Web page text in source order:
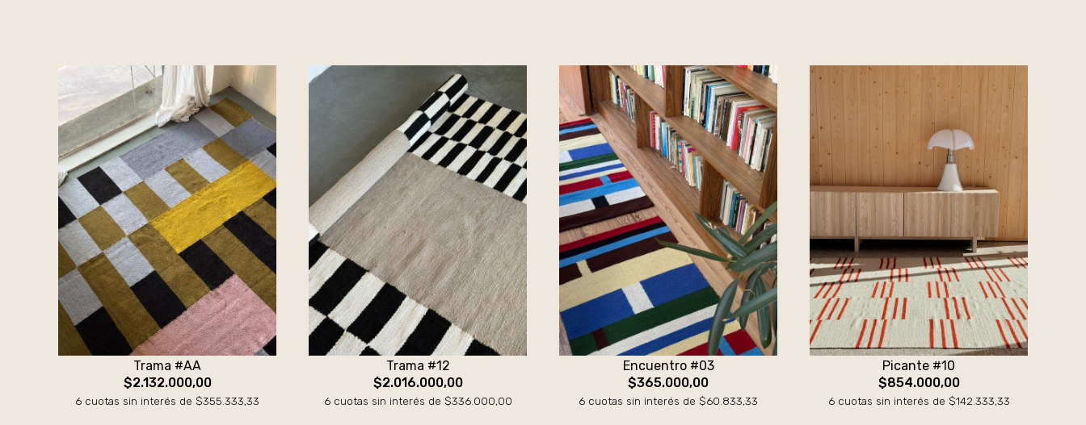
Trama #AA
$2.132.000,00
6 cuotas sin interés de $355.333,33
Trama #12
$2.016.000,00
6 cuotas sin interés de $336.000,00
Encuentro #03
$365.000,00
6 cuotas sin interés de $60.833,33
Picante #10
$854.000,00
6 cuotas sin interés de $142.333,33